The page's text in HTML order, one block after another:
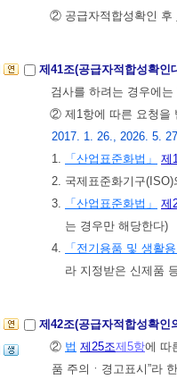
② 공급자적합성확인 후
제41조(공급자적합성확인
검사를 하려는 경우에
② 제1항에 따른 요청을
2017. 1. 26., 2026. 5.
1.
「산업표준화법」 제
2. 국제표준화기구
3.
「산업표준화법」 제
는 경우만 해당한다)
4.
「전기용품 및 생활
라 지정받은 신제품
제42조(공급자적합성확인
② 법 제25조제5항에 따
품 주의ㆍ경고표시”라